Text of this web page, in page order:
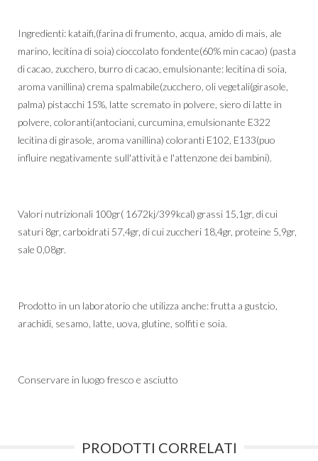
Ingredienti: kataifi,(farina di frumento, acqua, amido di mais, ale
marino, lecitina di soia) cioccolato fondente(60% min cacao) (pasta
di cacao, zucchero, burro di cacao, emulsionante: lecitina di soia,
aroma vanillina) crema spalmabile(zucchero, oli vegetali(girasole,
palma) pistacchi 15%, latte scremato in polvere, siero di latte in
polvere, coloranti(antociani, curcumina, emulsionante E322
lecitina di girasole, aroma vanillina) coloranti E102, E133(puo
influire negativamente sull'attività e l'attenzone dei bambini).
Valori nutrizionali 100gr( 1672kj/399kcal) grassi 15,1gr, di cui
saturi 8gr, carboidrati 57,4gr, di cui zuccheri 18,4gr, proteine 5,9gr,
sale 0,08gr.
Prodotto in un laboratorio che utilizza anche: frutta a gustcio,
arachidi, sesamo, latte, uova, glutine, solfiti e soia.
Conservare in luogo fresco e asciutto
PRODOTTI CORRELATI